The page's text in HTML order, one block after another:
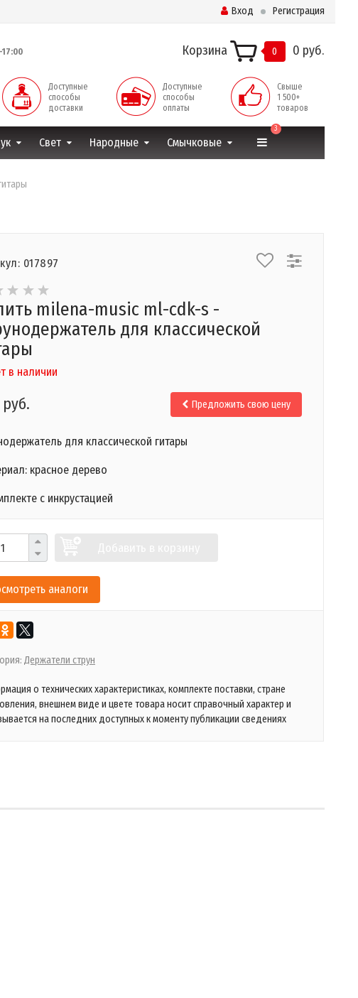
Вход Регистрация
Корзина 0 0 руб.
Доступные
способы
доставки
Доступные
способы
оплаты
Свыше
1 500+
товаров
Свет Народные Смычковые
3
017897
milena-music ml-cdk-s -
для классической
в наличии
Предложить свою цену
для классической гитары
красное дерево
с инкрустацией
аналоги
Держатели струн
о технических характеристиках, комплекте поставки, стране
внешнем виде и цвете товара носит справочный характер и
на последних доступных к моменту публикации сведениях